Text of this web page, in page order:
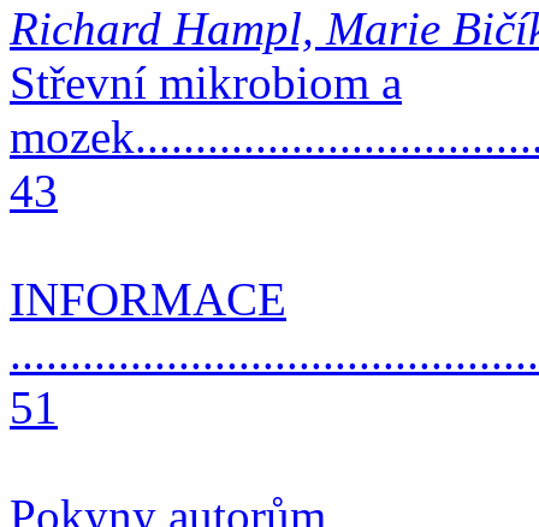
Richard Hampl, Marie
Střevní mikrobiom a
43
INFORMACE
51
Pokyny autorům